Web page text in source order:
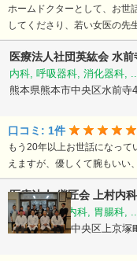
ホームドクターとして、お世
してくださり、若い女医の先
医療法人社団英紘会 水前
内科, 呼吸器科, 消化器科,
熊本県熊本市中央区水前寺
口コミ: 1件
もう20年以上お世話になっ
えますが、優しくて腕もいい
医療法人 継匠会 上村内
内科, 消化器内科, 胃腸科,
熊本県熊本市中央区上京塚